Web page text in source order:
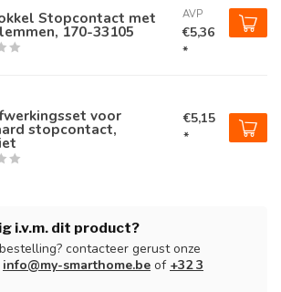
Stopcontact met
170-33105
AVP
€5,36
*
voor
stopcontact,
€5,15
*
i.v.m. dit product?
contacteer gerust onze
info@my-smarthome.be of +32 3